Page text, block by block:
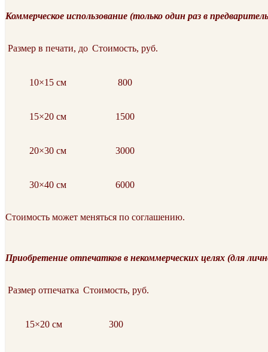
Коммерческое использование (только один раз в
Размер в печати, до Стоимость, руб.
10×15 см 800
15×20 см 1500
20×30 см 3000
30×40 см 6000
Стоимость может меняться по соглашению.
Приобретение отпечатков в некоммерческих целях (для
Размер отпечатка Стоимость, руб.
15×20 см 300